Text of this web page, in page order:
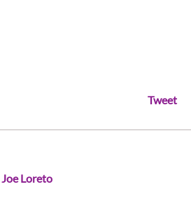
Tweet
Joe Loreto